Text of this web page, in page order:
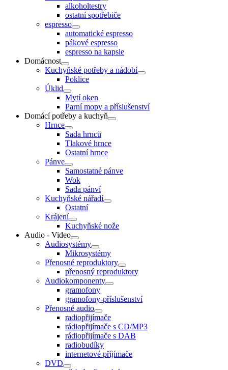
alkoholtestry
ostatní spotřebiče
espresso
automatické espresso
pákové espresso
espresso na kapsle
Domácnost
Kuchyňské potřeby a nádobí
Poklice
Úklid
Mytí oken
Parní mopy a příslušenství
Domácí potřeby a kuchyň
Hrnce
Sada hrnců
Tlakové hrnce
Ostatní hrnce
Pánve
Samostatné pánve
Wok
Sada pánví
Kuchyňské nářadí
Ostatní
Krájení
Kuchyňské nože
Audio - Video
Audiosystémy
Mikrosystémy
Přenosné reproduktory
přenosný reproduktory
Audiokomponenty
gramofony
gramofony-příslušenství
Přenosné audio
radiopřijímače
rádiopřijímače s CD/MP3
rádiopřijímače s DAB
radiobudíky
internetové příjímače
DVD